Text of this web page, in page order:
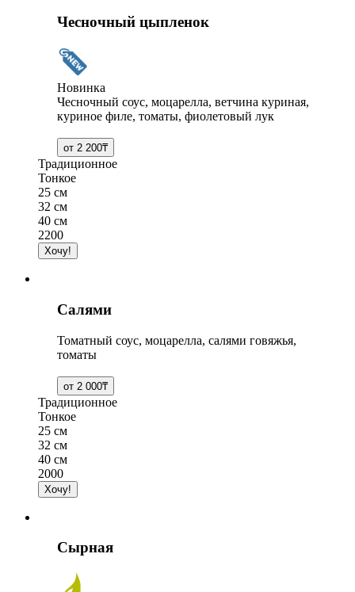
Чесночный цыпленок
Новинка
Чесночный соус, моцарелла, ветчина куриная,
куриное филе, томаты, фиолетовый лук
Традиционное
Тонкое
25 см
32 см
40 см
2200
Салями
Томатный соус, моцарелла, салями говяжья,
томаты
Традиционное
Тонкое
25 см
32 см
40 см
2000
Сырная